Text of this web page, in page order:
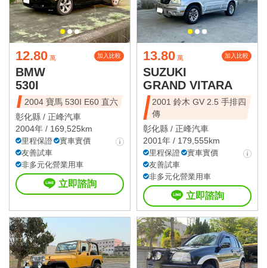
12.80 萬 加入比較
BMW
530I
2004 寶馬 530I E60 直六
彰化縣 / 正峰汽車
2004年 / 169,525km
里程保證
實車實價
友善試車
非多元化營業用車
立即諮詢
13.80 萬 加入比較
SUZUKI
GRAND VITARA
2001 鈴木 GV 2.5 手排四
傳
彰化縣 / 正峰汽車
2001年 / 179,555km
里程保證
實車實價
友善試車
非多元化營業用車
立即諮詢